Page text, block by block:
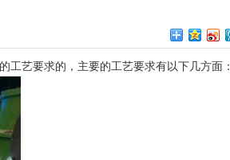
艺要求的，主要的工艺要求有以下几方面：